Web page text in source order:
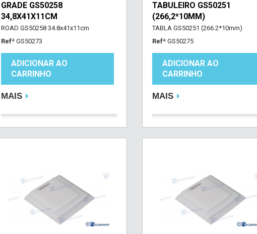
GRADE GS50258
34,8X41X11CM
ROAD GS50258 34.8x41x11cm
Refª GS50273
ADICIONAR AO
CARRINHO
MAIS
TABULEIRO GS50251
(266,2*10MM)
TABLA GS50251 (266.2*10mm)
Refª GS50275
ADICIONAR AO
CARRINHO
MAIS